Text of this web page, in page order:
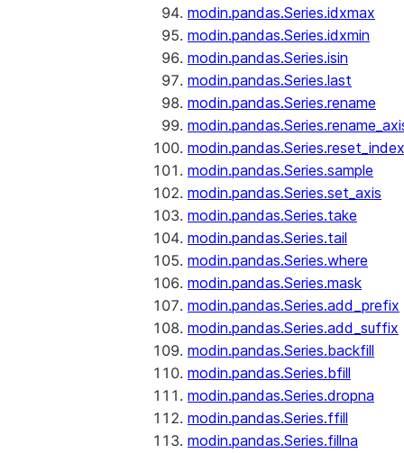
modin.pandas.Series.idxmax
modin.pandas.Series.idxmin
modin.pandas.Series.isin
modin.pandas.Series.last
modin.pandas.Series.rename
modin.pandas.Series.reset_index
modin.pandas.Series.sample
modin.pandas.Series.set_axis
modin.pandas.Series.take
modin.pandas.Series.tail
modin.pandas.Series.where
modin.pandas.Series.mask
modin.pandas.Series.add_prefix
modin.pandas.Series.add_suffix
modin.pandas.Series.backfill
modin.pandas.Series.bfill
modin.pandas.Series.dropna
modin.pandas.Series.ffill
modin.pandas.Series.fillna